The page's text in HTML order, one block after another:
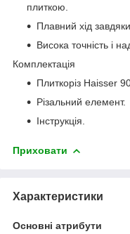
плиткою.
Плавний хід
Висока точність і
Комплектація
Плиткоріз Haisser
Різальний елемент.
Інструкція.
Приховати
Характеристики
Основні атрибути